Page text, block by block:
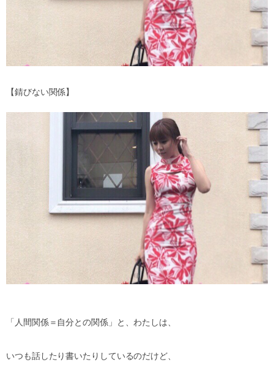
【錆びない関係】
「人間関係＝自分との関係」と、わたしは、
いつも話したり書いたりしているのだけど、